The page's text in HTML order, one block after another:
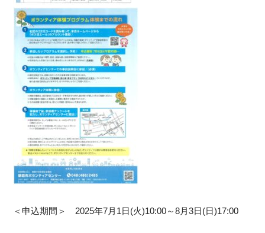
＜申込期間＞ 2025年7月1日(火)10:00～8月3日(日)17:00